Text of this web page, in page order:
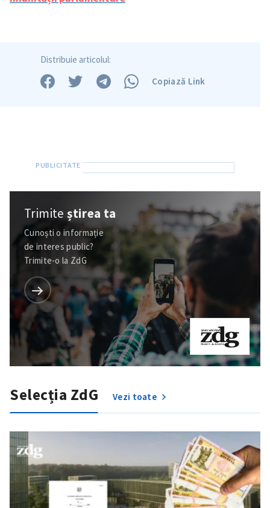
Distribuie articolul:
Copiază Link
Trimiteștirea ta
Cunoști o informație
de interes public?
Trimite-o la ZdG
Selecția ZdG Vezi toate